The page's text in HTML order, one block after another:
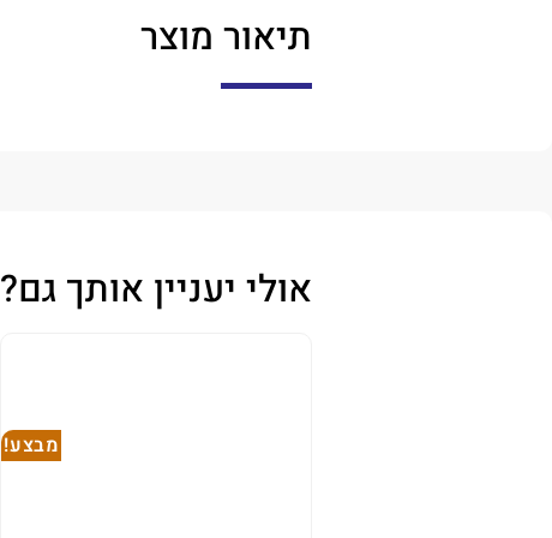
תיאור מוצר
אולי יעניין אותך גם?
מבצע!